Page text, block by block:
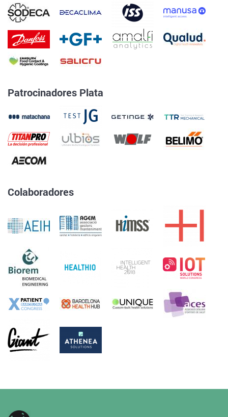
Patrocinadores Plata
Colaboradores